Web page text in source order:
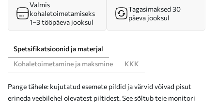
Valmis
kohaletoimetamiseks
1–3 tööpäeva jooksul
Tagasimaksed 30
päeva jooksul
Spetsifikatsioonid ja materjal
Kohaletoimetamine ja maksmine
KKK
Pange tähele: kujutatud esemete pildid ja värvid võivad pisut
erineda veebilehel olevatest piltidest. See sõltub teie monitori